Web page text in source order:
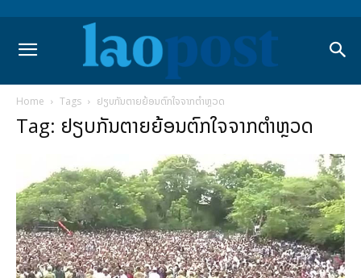
Home Tags ຢຽບກັນຕາຍຍ້ອນຕົກໃຈຈາກຕຳຫຼວດ
Tag: ຢຽບກັນຕາຍຍ້ອນຕົກໃຈຈາກຕຳຫຼວດ